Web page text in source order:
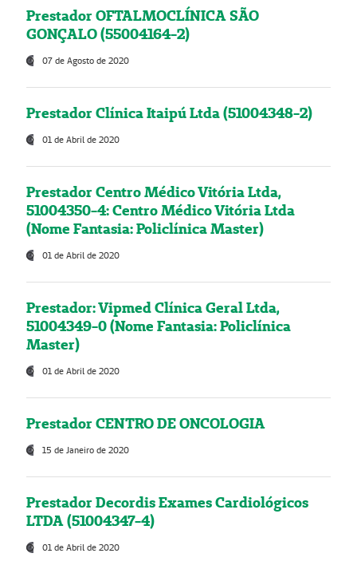
Prestador OFTALMOCLÍNICA SÃO
GONÇALO (55004164-2)
07 de Agosto de 2020
Prestador Clínica Itaipú Ltda (51004348-2)
01 de Abril de 2020
Prestador Centro Médico Vitória Ltda,
51004350-4: Centro Médico Vitória Ltda
(Nome Fantasia: Policlínica Master)
01 de Abril de 2020
Prestador: Vipmed Clínica Geral Ltda,
51004349-0 (Nome Fantasia: Policlínica
Master)
01 de Abril de 2020
Prestador CENTRO DE ONCOLOGIA
15 de Janeiro de 2020
Prestador Decordis Exames Cardiológicos
LTDA (51004347-4)
01 de Abril de 2020